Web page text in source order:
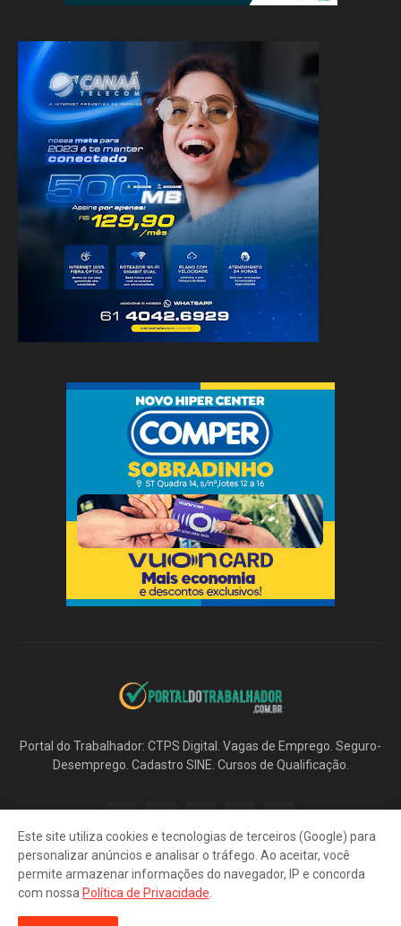
Portal do Trabalhador: CTPS Digital. Vagas de Emprego. Seguro-
Desemprego. Cadastro SINE. Cursos de Qualificação.
Início
Este site utiliza cookies e tecnologias de terceiros (Google) para
personalizar anúncios e analisar o tráfego. Ao aceitar, você
permite armazenar informações do navegador, IP e concorda
com nossa Política de Privacidade